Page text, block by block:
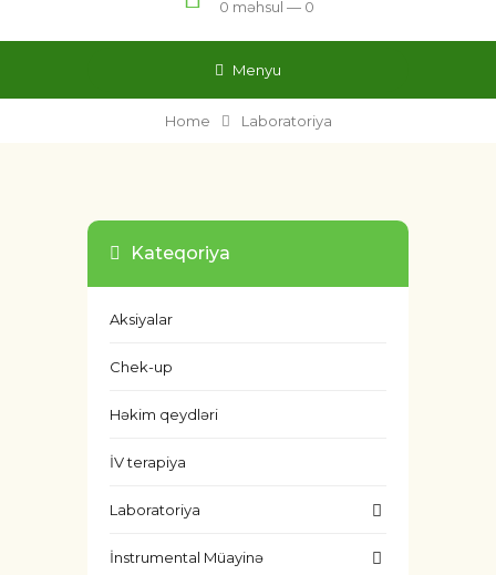
0 məhsul — 0
Menyu
Home Laboratoriya
Kateqoriya
Aksiyalar
Chek-up
Həkim qeydləri
İV terapiya
Laboratoriya
İnstrumental Müayinə